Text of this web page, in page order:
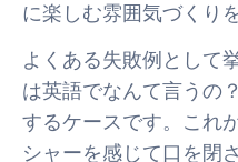
に楽しむ雰囲気づくり
よくある失敗例として
は英語でなんて言うの
するケースです。これ
シャーを感じて口を閉